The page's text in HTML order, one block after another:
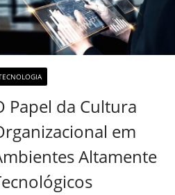
Papel da Cultura
em
Altamente